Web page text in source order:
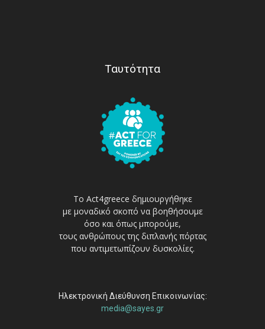
Ταυτότητα
Το Act4greece δημιουργήθηκε
με μοναδικό σκοπό να βοηθήσουμε
όσο και όπως μπορούμε,
τους ανθρώπους της διπλανής πόρτας
που αντιμετωπίζουν δυσκολίες.
Ηλεκτρονική Διεύθυνση Επικοινωνίας:
media@sayes.gr